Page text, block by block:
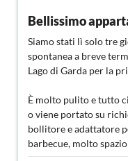
Siamo stati lì solo tre
spontanea a breve
Lago di Garda per la
È molto pulito e tutto
o viene portato su
bollitore e adattatore
barbecue, molto
attrezzature per